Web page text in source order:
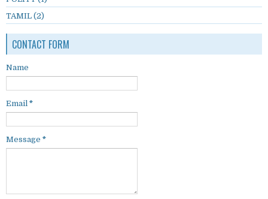
TAMIL (2)
CONTACT FORM
Name
Email *
Message *